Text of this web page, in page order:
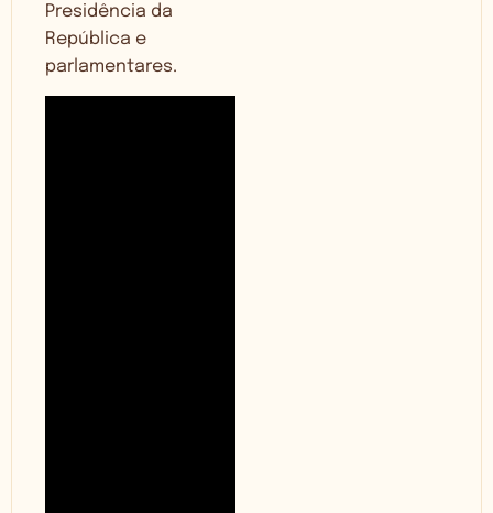
Presidência da
República e
parlamentares.